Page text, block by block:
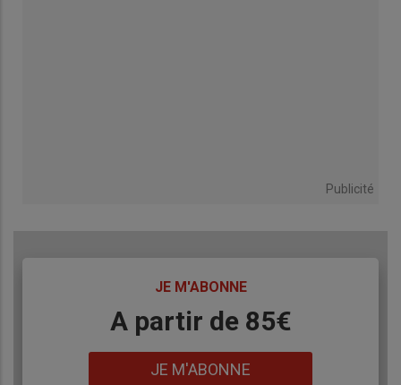
Publicité
JE M'ABONNE
A partir de 85€
JE M'ABONNE